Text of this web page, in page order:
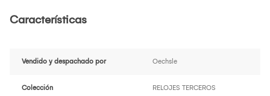
Características
Vendido y despachado por Oechsle
Colección RELOJES TERCEROS